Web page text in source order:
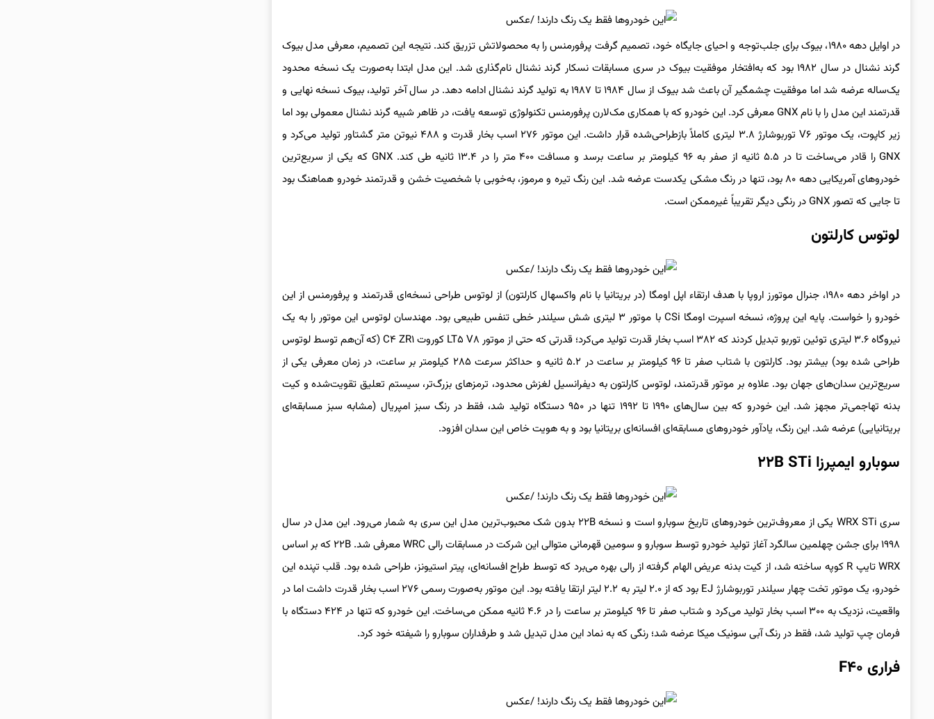
در اوایل دهه ۱۹۸۰، بیوک برای جلب‌توجه و احیای جایگاه خود، تصمیم گرفت پرفورمنس را به محصولاتش تزریق کند. نتیجه این تصمیم، معرفی مدل بیوک
گرند نشنال در سال ۱۹۸۲ بود که به‌افتخار موفقیت بیوک در سری مسابقات نسکار گرند نشنال نام‌گذاری شد. این مدل ابتدا به‌صورت یک نسخه محدود
یک‌ساله عرضه شد اما موفقیت چشمگیر آن باعث شد بیوک از سال ۱۹۸۴ تا ۱۹۸۷ به تولید گرند نشنال ادامه دهد. در سال آخر تولید، بیوک نسخه نهایی و
قدرتمند این مدل را با نام GNX معرفی کرد. این خودرو که با همکاری مک‌لارن پرفورمنس تکنولوژی توسعه یافت، در ظاهر شبیه گرند نشنال معمولی بود اما
زیر کاپوت، یک موتور V۶ توربوشارژ ۳.۸ لیتری کاملاً بازطراحی‌شده قرار داشت. این موتور ۲۷۶ اسب بخار قدرت و ۴۸۸ نیوتن متر گشتاور تولید می‌کرد و
GNX را قادر می‌ساخت تا در ۵.۵ ثانیه از صفر به ۹۶ کیلومتر بر ساعت برسد و مسافت ۴۰۰ متر را در ۱۳.۴ ثانیه طی کند. GNX که یکی از سریع‌ترین
خودروهای آمریکایی دهه ۸۰ بود، تنها در رنگ مشکی یکدست عرضه شد. این رنگ تیره و مرموز، به‌خوبی با شخصیت خشن و قدرتمند خودرو هماهنگ بود
تا جایی که تصور GNX در رنگی دیگر تقریباً غیرممکن است.
لوتوس کارلتون
در اواخر دهه ۱۹۸۰، جنرال موتورز اروپا با هدف ارتقاء اپل اومگا (در بریتانیا با نام واکسهال کارلتون) از لوتوس طراحی نسخه‌ای قدرتمند و پرفورمنس از این
خودرو را خواست. پایه این پروژه، نسخه اسپرت اومگا CSi با موتور ۳ لیتری شش سیلندر خطی تنفس طبیعی بود. مهندسان لوتوس این موتور را به یک
نیروگاه ۳.۶ لیتری توئین توربو تبدیل کردند که ۳۸۲ اسب بخار قدرت تولید می‌کرد؛ قدرتی که حتی از موتور LT۵ V۸ کوروت C۴ ZR۱ (که آن‌هم توسط لوتوس
طراحی شده بود) بیشتر بود. کارلتون با شتاب صفر تا ۹۶ کیلومتر بر ساعت در ۵.۲ ثانیه و حداکثر سرعت ۲۸۵ کیلومتر بر ساعت، در زمان معرفی یکی از
سریع‌ترین سدان‌های جهان بود. علاوه بر موتور قدرتمند، لوتوس کارلتون به دیفرانسیل لغزش محدود، ترمزهای بزرگ‌تر، سیستم تعلیق تقویت‌شده و کیت
بدنه تهاجمی‌تر مجهز شد. این خودرو که بین سال‌های ۱۹۹۰ تا ۱۹۹۲ تنها در ۹۵۰ دستگاه تولید شد، فقط در رنگ سبز امپریال (مشابه سبز مسابقه‌ای
بریتانیایی) عرضه شد. این رنگ، یادآور خودروهای مسابقه‌ای افسانه‌ای بریتانیا بود و به هویت خاص این سدان افزود.
سوبارو ایمپرزا ۲۲B STi
سری WRX STi یکی از معروف‌ترین خودروهای تاریخ سوبارو است و نسخه ۲۲B بدون شک محبوب‌ترین مدل این سری به شمار می‌رود. این مدل در سال
۱۹۹۸ برای جشن چهلمین سالگرد آغاز تولید خودرو توسط سوبارو و سومین قهرمانی متوالی این شرکت در مسابقات رالی WRC معرفی شد. ۲۲B که بر اساس
WRX تایپ R کوپه ساخته شد، از کیت بدنه عریض الهام گرفته از رالی بهره می‌برد که توسط طراح افسانه‌ای، پیتر استیونز، طراحی شده بود. قلب تپنده این
خودرو، یک موتور تخت چهار سیلندر توربوشارژ EJ بود که از ۲.۰ لیتر به ۲.۲ لیتر ارتقا یافته بود. این موتور به‌صورت رسمی ۲۷۶ اسب بخار قدرت داشت اما در
واقعیت، نزدیک به ۳۰۰ اسب بخار تولید می‌کرد و شتاب صفر تا ۹۶ کیلومتر بر ساعت را در ۴.۶ ثانیه ممکن می‌ساخت. این خودرو که تنها در ۴۲۴ دستگاه با
فرمان چپ تولید شد، فقط در رنگ آبی سونیک میکا عرضه شد؛ رنگی که به نماد این مدل تبدیل شد و طرفداران سوبارو را شیفته خود کرد.
فراری F۴۰